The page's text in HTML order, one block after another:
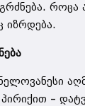
როცა
იზრდება.
–